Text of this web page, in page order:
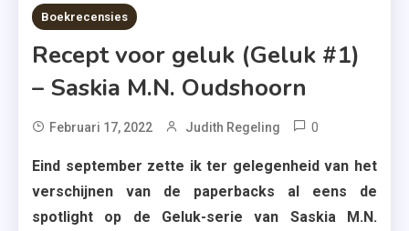
8 MINS READ
Boekrecensies
Recept voor geluk (Geluk #1)
– Saskia M.N. Oudshoorn
Februari 17, 2022 Judith Regeling 0
Eerste
Deel
Eind september zette ik ter gelegenheid van het
verschijnen van de paperbacks al eens de
spotlight op de Geluk-serie van Saskia M.N.